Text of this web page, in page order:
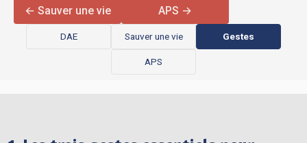
FORMATION
Congrès
← Sauver une vie
DAE Sauver une vie Gestes
APS
APS →